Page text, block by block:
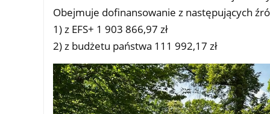
Obejmuje dofinansowanie z następujących
1) z EFS+ 1 903 866,97 zł
2) z budżetu państwa 111 992,17 zł